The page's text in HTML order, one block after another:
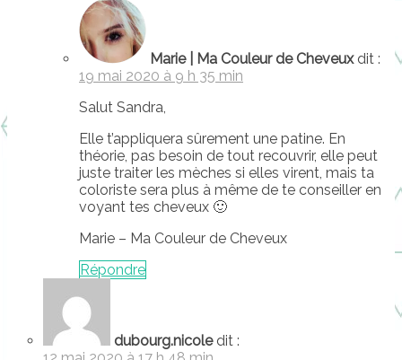
Marie | Ma Couleur de Cheveux dit :
19 mai 2020 à 9 h 35 min
Salut Sandra,
Elle t’appliquera sûrement une patine. En
théorie, pas besoin de tout recouvrir, elle peut
juste traiter les mèches si elles virent, mais ta
coloriste sera plus à même de te conseiller en
voyant tes cheveux 🙂
Marie – Ma Couleur de Cheveux
Répondre
dubourg.nicole dit :